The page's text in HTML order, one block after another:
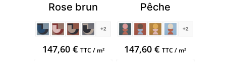
Rose brun
+2
147,60 € TTC / m²
Pêche
+2
147,60€ TTC / m²